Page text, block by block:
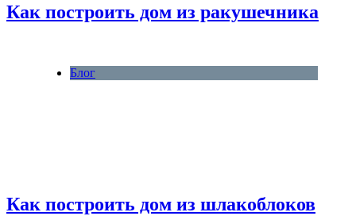
Как построить дом из ракушечника
Блог
Как построить дом из шлакоблоков